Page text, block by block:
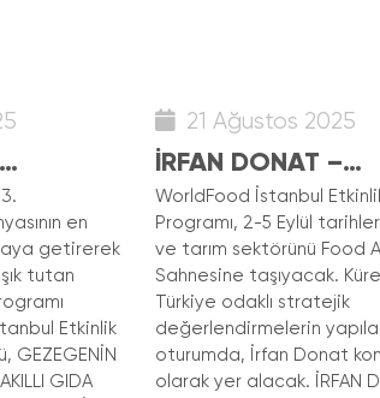
Odası
en
getirerek
tutan
Etkinlik
GEZEGENİN
GIDA
21 Ağustos 2025
İRFAN DONAT –
Bloomberg HT,
Editörü
WorldFood İstanbul
Programı, 2-5 Eylül
ve tarım sektörünü Food
Sahnesine taşıyacak.
Türkiye odaklı stratejik
değerlendirmelerin
oturumda, İrfan Donat
olarak yer alacak. İRFAN